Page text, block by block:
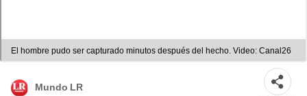
El hombre pudo ser capturado minutos después del hecho. Video: Canal26
Mundo LR